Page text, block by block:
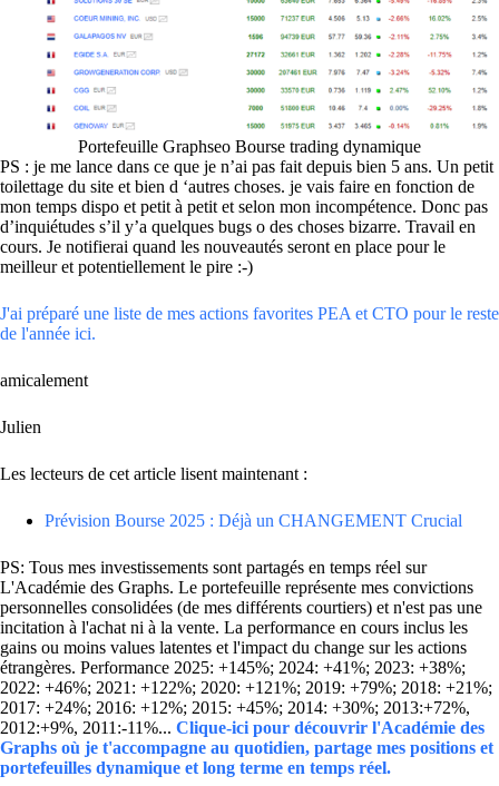
Portefeuille Graphseo Bourse trading dynamique
PS : je me lance dans ce que je n’ai pas fait depuis bien 5 ans. Un petit
toilettage du site et bien d ‘autres choses. je vais faire en fonction de
mon temps dispo et petit à petit et selon mon incompétence. Donc pas
d’inquiétudes s’il y’a quelques bugs o des choses bizarre. Travail en
cours. Je notifierai quand les nouveautés seront en place pour le
meilleur et potentiellement le pire :-)
J'ai préparé une liste de mes actions favorites PEA et CTO pour le reste
de l'année ici.
amicalement
Julien
Les lecteurs de cet article lisent maintenant :
Prévision Bourse 2025 : Déjà un CHANGEMENT Crucial
PS: Tous mes investissements sont partagés en temps réel sur
L'Académie des Graphs. Le portefeuille représente mes convictions
personnelles consolidées (de mes différents courtiers) et n'est pas une
incitation à l'achat ni à la vente. La performance en cours inclus les
gains ou moins values latentes et l'impact du change sur les actions
étrangères. Performance 2025: +145%; 2024: +41%; 2023: +38%;
2022: +46%; 2021: +122%; 2020: +121%; 2019: +79%; 2018: +21%;
2017: +24%; 2016: +12%; 2015: +45%; 2014: +30%; 2013:+72%,
2012:+9%, 2011:-11%... Clique-ici pour découvrir l'Académie des
Graphs où je t'accompagne au quotidien, partage mes positions et
portefeuilles dynamique et long terme en temps réel.